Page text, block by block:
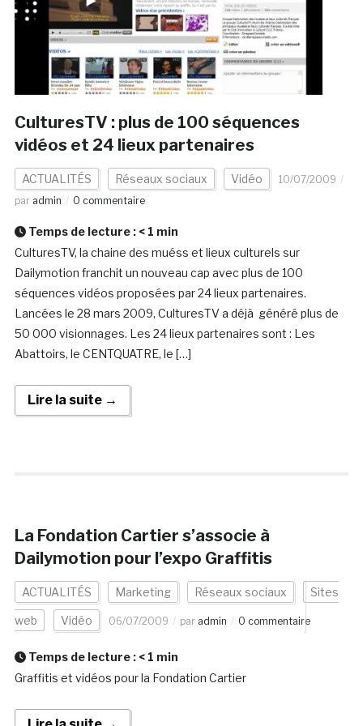
CulturesTV : plus de 100 séquences
vidéos et 24 lieux partenaires
ACTUALITÉS Réseaux sociaux Vidéo
10/07/2009
par admin 0 commentaire
Temps de lecture : < 1 min
CulturesTV, la chaine des muéss et lieux culturels sur
Dailymotion franchit un nouveau cap avec plus de 100
séquences vidéos proposées par 24 lieux partenaires.
Lancées le 28 mars 2009, CulturesTV a déjà généré plus de
50 000 visionnages. Les 24 lieux partenaires sont : Les
Abattoirs, le CENTQUATRE, le […]
Lire la suite →
La Fondation Cartier s’associe à
Dailymotion pour l’expo Graffitis
ACTUALITÉS Marketing Réseaux sociaux Sites
web Vidéo 06/07/2009 par admin 0 commentaire
Temps de lecture : < 1 min
Graffitis et vidéos pour la Fondation Cartier